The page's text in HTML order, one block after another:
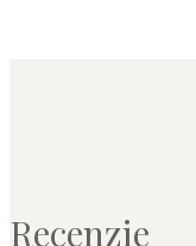
Recenzie